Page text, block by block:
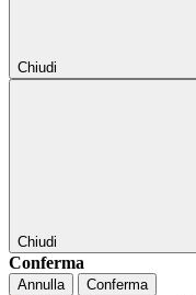
Chiudi
Chiudi
Conferma
Annulla Conferma